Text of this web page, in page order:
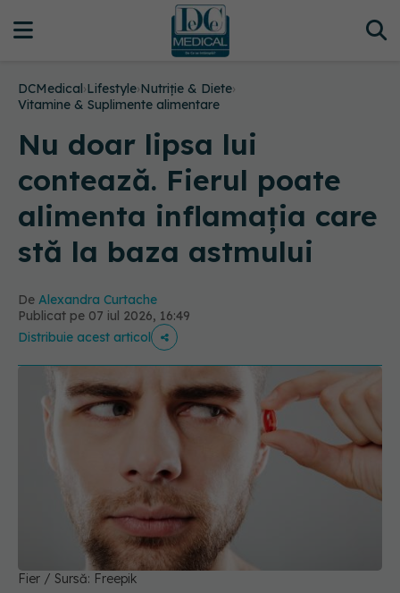
DCMedical›Lifestyle›Nutriție & Diete›
Vitamine & Suplimente alimentare
Nu doar lipsa lui
contează. Fierul poate
alimenta inflamația care
stă la baza astmului
De Alexandra Curtache
Publicat pe 07 iul 2026, 16:49
Distribuie acest articol
Fier / Sursă: Freepik